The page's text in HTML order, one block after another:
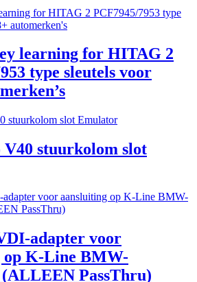
learning for HITAG 2
type sleutels voor
V40 stuurkolom slot
adapter voor
op K-Line BMW-
PassThru)